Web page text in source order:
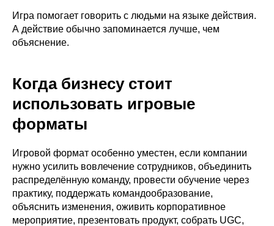
Игра помогает говорить с людьми на языке действия.
А действие обычно запоминается лучше, чем
объяснение.
Когда бизнесу стоит
использовать игровые
форматы
Игровой формат особенно уместен, если компании
нужно усилить вовлечение сотрудников, объединить
распределённую команду, провести обучение через
практику, поддержать командообразование,
объяснить изменения, оживить корпоративное
мероприятие, презентовать продукт, собрать UGC,